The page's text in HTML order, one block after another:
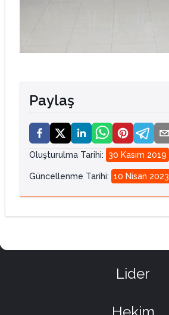
Paylaş
Oluşturulma Tarihi: 30 Kasım 2019
Güncellenme Tarihi: 10 Nisan 2023
Lider